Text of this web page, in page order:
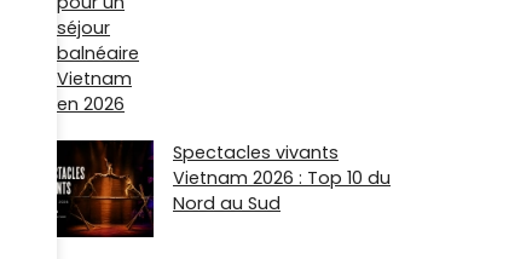
Spectacles vivants
Vietnam 2026 : Top 10 du
Nord au Sud